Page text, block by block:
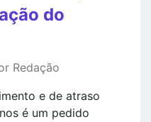
do
Redação
e de atraso
é um pedido